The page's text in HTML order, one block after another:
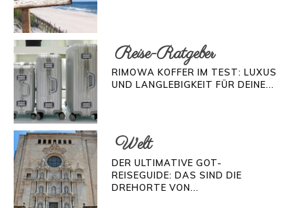
Reise-Ratgeber
RIMOWA KOFFER IM TEST: LUXUS
UND LANGLEBIGKEIT FÜR DEINE...
Welt
DER ULTIMATIVE GOT-
REISEGUIDE: DAS SIND DIE
DREHORTE VON...